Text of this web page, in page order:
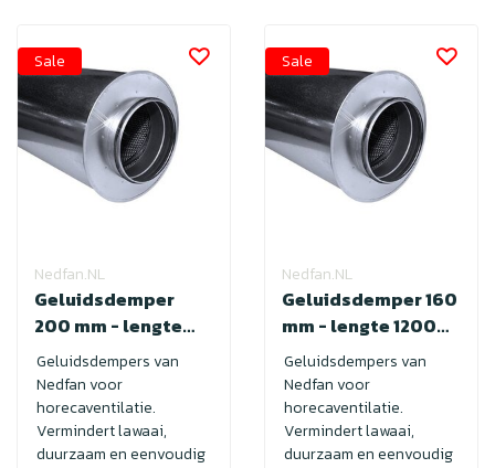
Nedfan.NL
Geluidsdemper
200 mm - lengte
900 met SAFE
Geluidsdempers van
Nedfan voor
horecaventilatie.
Vermindert lawaai,
duurzaam en eenvoudig
Sale
Nedfan.NL
Geluidsdemper 160
mm - lengte 1200
met SAFE
Geluidsdempers van
Nedfan voor
horecaventilatie.
Vermindert lawaai,
duurzaam en eenvoudig
Sale